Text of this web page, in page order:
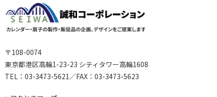
〒108-0074
東京都港区高輪1-23-23 シティタワー高輪1608
TEL： 03-3473-5621／FAX：03-3473-5623